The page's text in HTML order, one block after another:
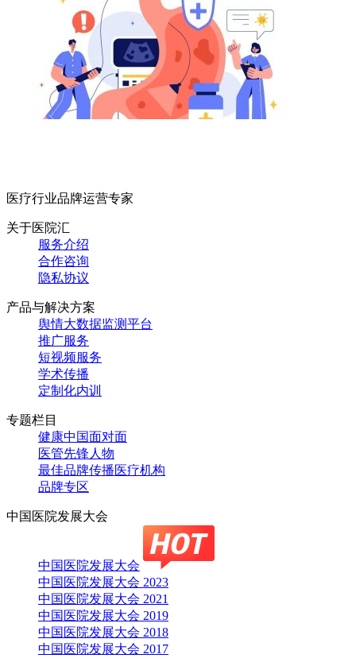
医疗行业品牌运营专家
关于医院汇
服务介绍
合作咨询
隐私协议
产品与解决方案
舆情大数据监测平台
推广服务
短视频服务
学术传播
定制化内训
专题栏目
健康中国面对面
医管先锋人物
最佳品牌传播医疗机构
品牌专区
中国医院发展大会
中国医院发展大会
中国医院发展大会 2023
中国医院发展大会 2021
中国医院发展大会 2019
中国医院发展大会 2018
中国医院发展大会 2017